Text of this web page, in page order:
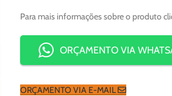
Para mais informações sobre o produto
ORÇAMENTO VIA
ORÇAMENTO VIA E-MAIL